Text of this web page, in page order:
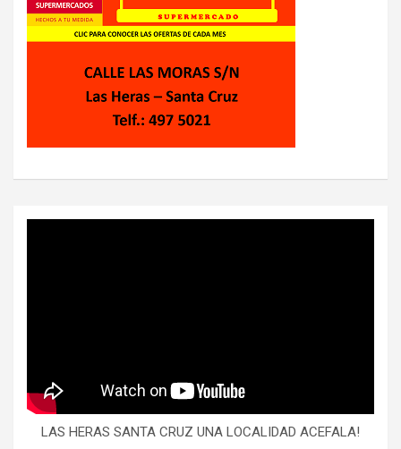
LAS HERAS SANTA CRUZ UNA LOCALIDAD ACEFALA!